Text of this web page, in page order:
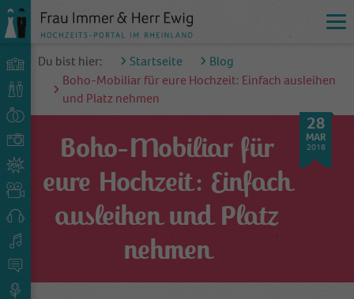
Du bist hier: Startseite
Blog
Boho-Mobiliar für eure Hochzeit: Einfach ausleihen
und Platz nehmen
Boho-Mobiliar für
eure Hochzeit: Einfach
ausleihen und Platz
nehmen
28
MAR
2018